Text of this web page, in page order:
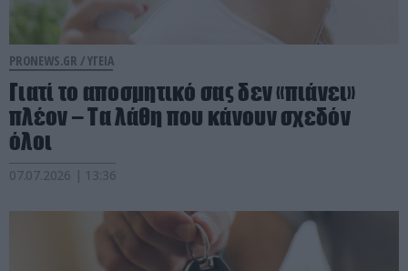
PRONEWS.GR /ΥΓΕΙΑ
Γιατί το αποσμητικό σας δεν «πιάνει»
πλέον – Τα λάθη που κάνουν σχεδόν
όλοι
07.07.2026 | 13:36